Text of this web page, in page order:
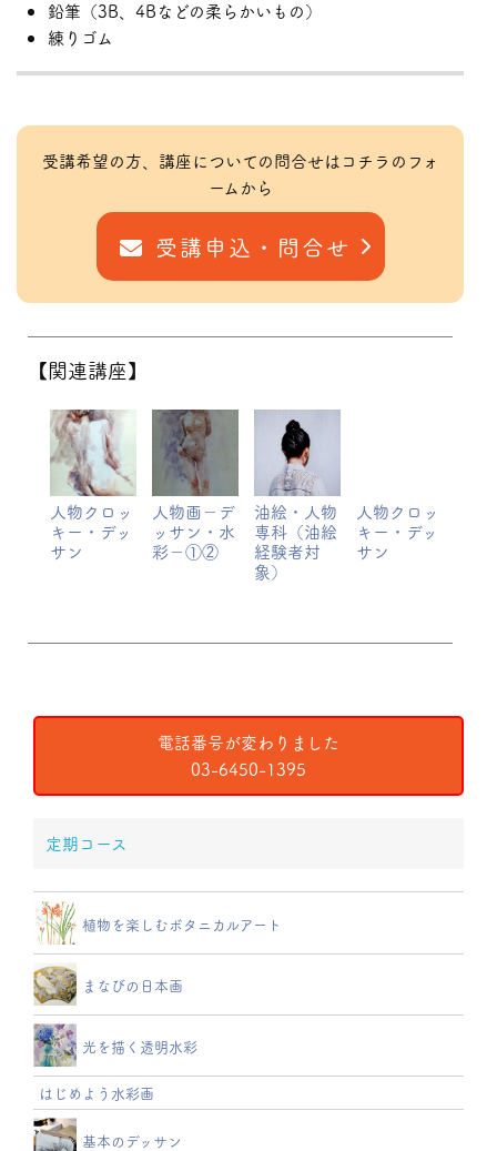
鉛筆（3B、4Bなどの柔らかいもの）
練りゴム
受講希望の方、講座についての問合せはコチラのフォ
ームから
受講申込・問合せ
【関連講座】
人物クロッ
キー・デッ
サン
人物画－デ
ッサン・水
彩－①②
油絵・人物
専科（油絵
経験者対
象）
人物クロッ
キー・デッ
サン
電話番号が変わりました
03-6450-1395
定期コース
植物を楽しむボタニカルアート
まなびの日本画
光を描く透明水彩
はじめよう水彩画
基本のデッサン